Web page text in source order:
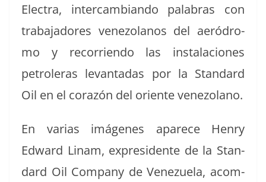
Elec­tra, inter­cam­bian­do pal­abras con
tra­ba­jadores vene­zolanos del aeró­dro­
mo y recor­rien­do las insta­la­ciones
petrol­eras lev­an­tadas por la Stan­dard
Oil en el corazón del ori­ente venezolano.
En varias imá­genes aparece Hen­ry
Edward Linam, expres­i­dente de la Stan­
dard Oil Com­pa­ny de Venezuela, acom­